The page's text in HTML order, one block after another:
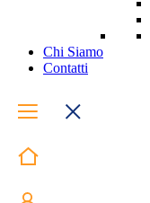
Chi Siamo
Contatti